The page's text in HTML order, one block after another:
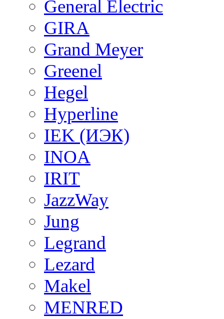
General Electric
GIRA
Grand Meyer
Greenel
Hegel
Hyperline
IEK (ИЭК)
INOA
IRIT
JazzWay
Jung
Legrand
Lezard
Makel
MENRED